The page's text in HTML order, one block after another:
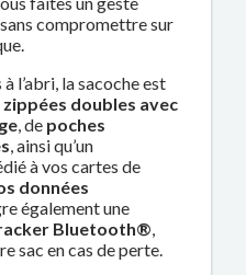
compromettre sur
l’abri, la sacoche est
doubles avec
, de poches
, ainsi qu’un
à vos cartes de
données
également une
Bluetooth®,
sac en cas de perte.